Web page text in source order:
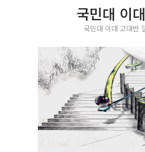
국민대 이
국민대 이대 고대반